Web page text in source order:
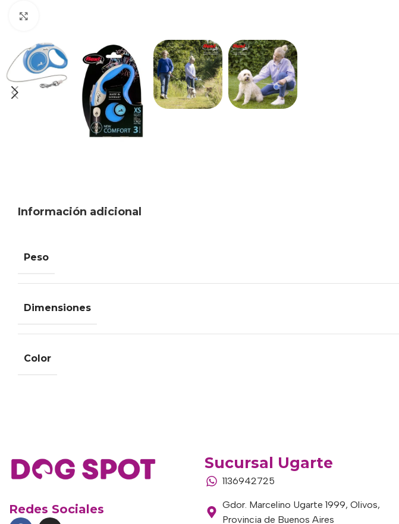
Información adicional
Peso
Dimensiones
Color
Redes Sociales
Sucursal Ugarte
1136942725
Gdor. Marcelino Ugarte 1999, Olivos,
Provincia de Buenos Aires